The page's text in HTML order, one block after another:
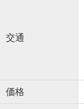
交通
価格